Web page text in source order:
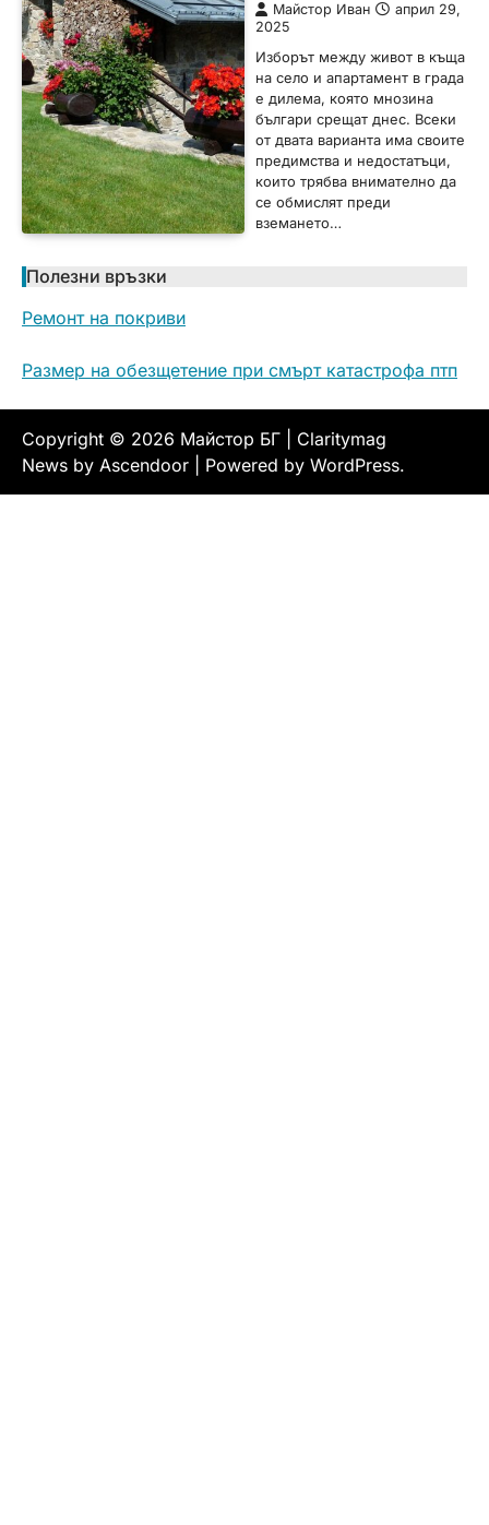
Майстор Иван
април 29,
2025
Изборът между живот в къща
на село и апартамент в града
е дилема, която мнозина
българи срещат днес. Всеки
от двата варианта има своите
предимства и недостатъци,
които трябва внимателно да
се обмислят преди
вземането…
Полезни връзки
Ремонт на покриви
Размер на обезщетение при смърт катастрофа птп
Copyright © 2026 Майстор БГ | Claritymag
News by Ascendoor | Powered by WordPress.